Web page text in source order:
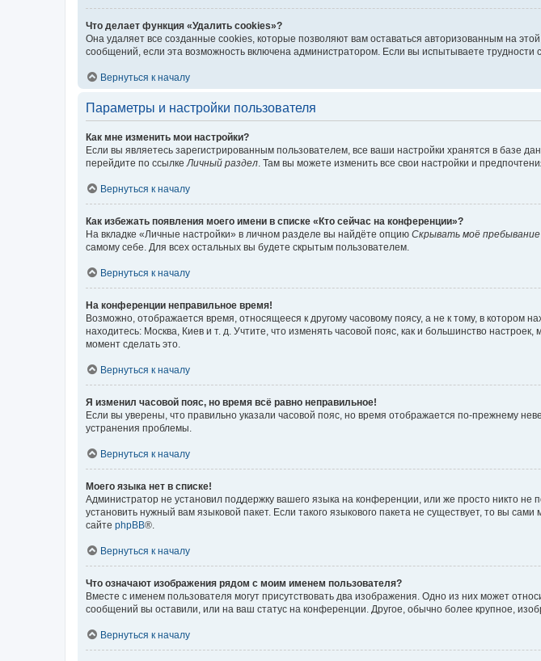
Что делает функция «Удалить cookies»?
Она удаляет все созданные cookies, которые позволяют вам оставаться авторизованным на
сообщений, если эта возможность включена администратором. Если вы испытываете
Вернуться к началу
Параметры и настройки пользователя
Как мне изменить мои настройки?
Если вы являетесь зарегистрированным пользователем, все ваши настройки хранятся в базе
перейдите по ссылкеЛичный раздел. Там вы можете изменить все свои настройки и
Вернуться к началу
Как избежать появления моего имени в списке «Кто сейчас на конференции»?
На вкладке «Личные настройки» в личном разделе вы найдёте опцию Скрывать моё
самому себе. Для всех остальных вы будете скрытым пользователем.
Вернуться к началу
На конференции неправильное время!
Возможно, отображается время, относящееся к другому часовому поясу, а не к тому, в котором
находитесь: Москва, Киев и т. д. Учтите, что изменять часовой пояс, как и большинство
момент сделать это.
Вернуться к началу
Я изменил часовой пояс, но время всё равно неправильное!
Если вы уверены, что правильно указали часовой пояс, но время отображается по-прежнему
устранения проблемы.
Вернуться к началу
Моего языка нет в списке!
Администратор не установил поддержку вашего языка на конференции, или же просто никто
установить нужный вам языковой пакет. Если такого языкового пакета не существует, то вы
сайте phpBB®.
Вернуться к началу
Что означают изображения рядом с моим именем пользователя?
Вместе с именем пользователя могут присутствовать два изображения. Одно из них может
сообщений вы оставили, или на ваш статус на конференции. Другое, обычно более крупное,
Вернуться к началу